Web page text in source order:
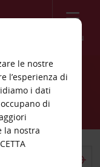
Menù
le nostre
l’esperienza di
i dati
di
la nostra